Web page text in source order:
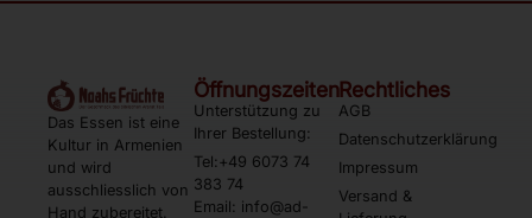
Das Essen ist eine
Kultur in Armenien
und wird
ausschliesslich von
Hand zubereitet.
Öffnungszeiten
Unterstützung zu
Ihrer Bestellung:
Tel:+49 6073 74
383 74
Email: info@ad-
Rechtliches
AGB
Datenschutzerklärung
Impressum
Versand &